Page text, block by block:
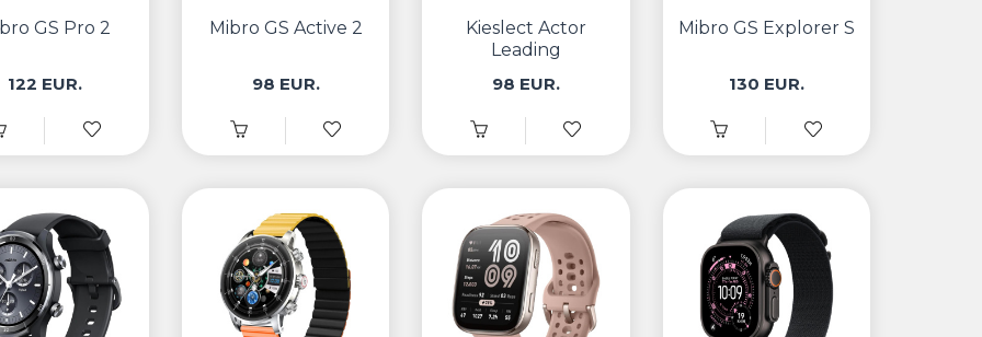
GS Pro 2
122 EUR.
Mibro GS Active 2
98 EUR.
Kieslect Actor
Leading
98 EUR.
Mibro GS Explorer S
130 EUR.